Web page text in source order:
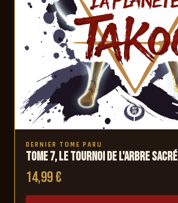
DERNIER TOME PARU
Tome 7, Le Tournoi de l'Arbre Sacré
14,99 €